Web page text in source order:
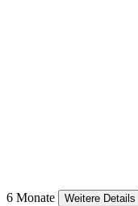
6 Monate
Weitere Details